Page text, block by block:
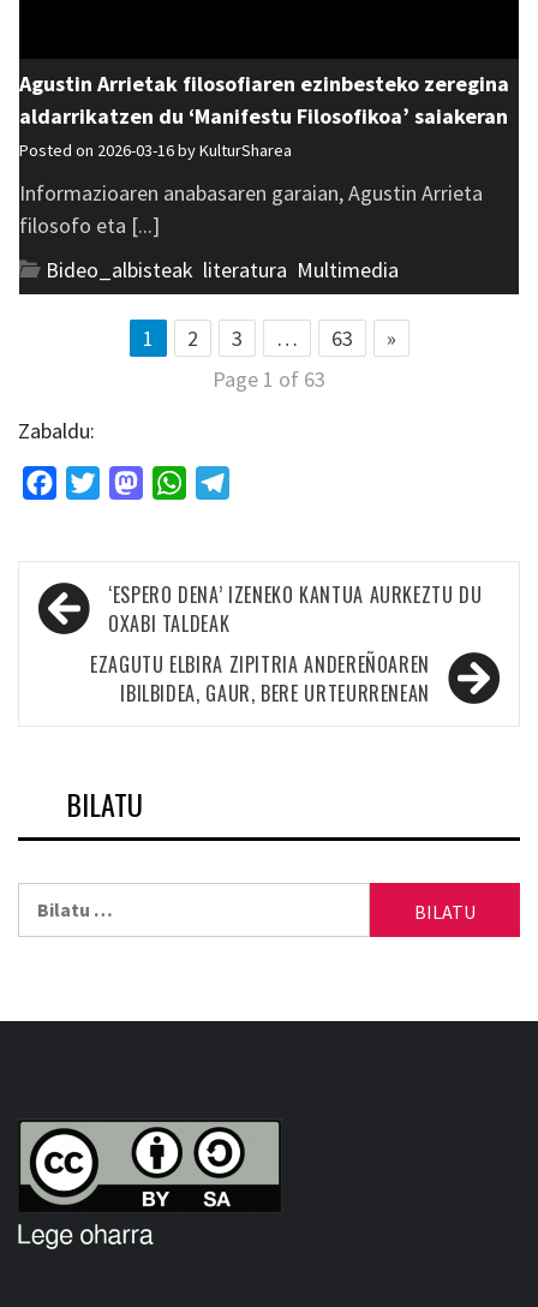
Agustin Arrietak filosofiaren ezinbesteko zeregina
aldarrikatzen du ‘Manifestu Filosofikoa’ saiakeran
Posted on 2026-03-16 byKulturSharea
Informazioaren anabasaren garaian, Agustin Arrieta
filosofo eta [...]
Bideo_albisteak literatura Multimedia
1 2 3 … 63
»
Page 1 of 63
Zabaldu:
FacebookTwitterMastodonWhatsApp
Bidalketetan
zehar
nabigatu
‘ESPERO DENA’ IZENEKO KANTUA AURKEZTU DU
OXABI TALDEAK
EZAGUTU ELBIRA ZIPITRIA ANDEREÑOAREN
IBILBIDEA, GAUR, BERE URTEURRENEAN
BILATU